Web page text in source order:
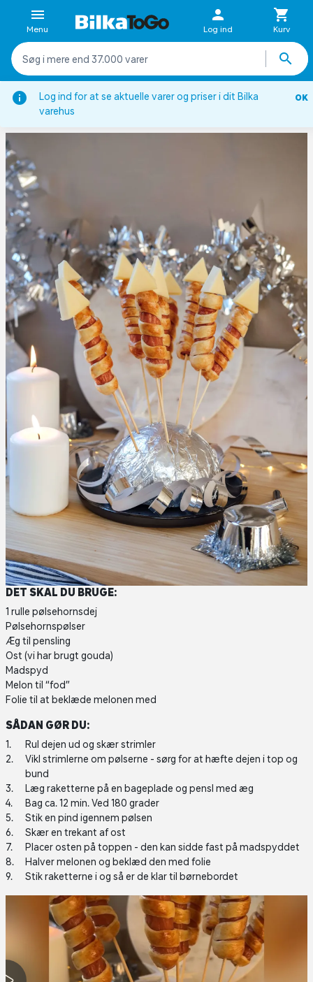
Log ind for at se aktuelle varer og priser i dit Bilka
varehus
OK
Menu Log ind Kurv
Sæsoner Nytår Nytårsopskrifter Raket pølser
RAKET PØLSER ALA PØLSEHORN
DET SKAL DU BRUGE:
1 rulle pølsehornsdej
Pølsehornspølser
Æg til pensling
Ost (vi har brugt gouda)
Madspyd
Melon til “fod”
Folie til at beklæde melonen med
SÅDAN GØR DU:
Rul dejen ud og skær strimler
Vikl strimlerne om pølserne - sørg for at hæfte dejen i top og
bund
Læg raketterne på en bageplade og pensl med æg
Bag ca. 12 min. Ved 180 grader
Stik en pind igennem pølsen
Skær en trekant af ost
Placer osten på toppen - den kan sidde fast på madspyddet
Halver melonen og beklæd den med folie
Stik raketterne i og så er de klar til børnebordet